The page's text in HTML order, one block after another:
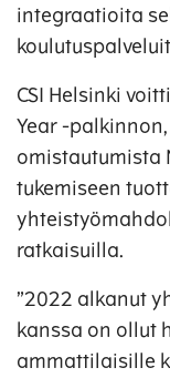
integraatioita
CSI Helsinki
Year -
omistautumista
tukemiseen
ratkaisuilla.
”2022 alkanut
kanssa on ollut
ammattilaisille